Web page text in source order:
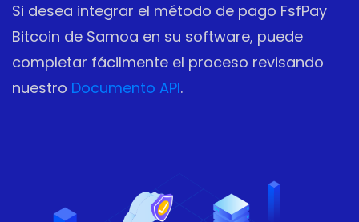
Si desea integrar el método de pago FsfPay
Bitcoin de Samoa en su software, puede
completar fácilmente el proceso revisando
nuestro Documento API.